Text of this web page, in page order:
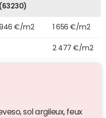
(63230)
€/m2 1 656 €/m2
2 477 €/m2
sol argileux, feux